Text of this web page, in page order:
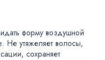
форму воздушной
Не утяжеляет волосы,
, сохраняет